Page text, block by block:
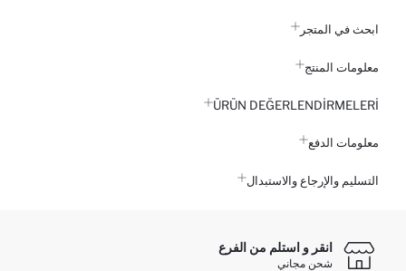
ابحث في المتجر
معلومات المنتج
ÜRÜN DEĞERLENDİRMELERİ
معلومات الدفع
التسليم والإرجاع والاستبدال
انقر و استلم من الفرع
شحن مجاني